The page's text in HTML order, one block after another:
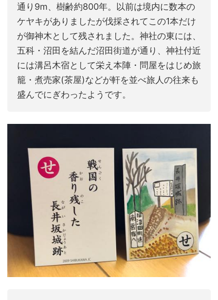
通り9m、樹齢約800年。以前は境内に数本の
ケヤキがありましたが伐採されてこの1本だけ
が御神木として残されました。神社の東には、
五科・沼田を結んだ沼田街道が通り、神社付近
には溝呂木宿として栄え本陣・問屋をはじめ旅
籠・煮売家(茶屋)などが軒を並べ旅人の往来も
盛んでにぎわったようです。